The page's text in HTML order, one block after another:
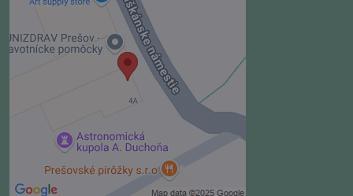
Externý obsah je blokovaný
Voľbami súkromia
Prajete si načítať externý obsah?
Povoliť tentokrát
Povoliť a zapamätať - súhlas s
druhom cookie: Funkčné
Otvoriť obsah v novom okne